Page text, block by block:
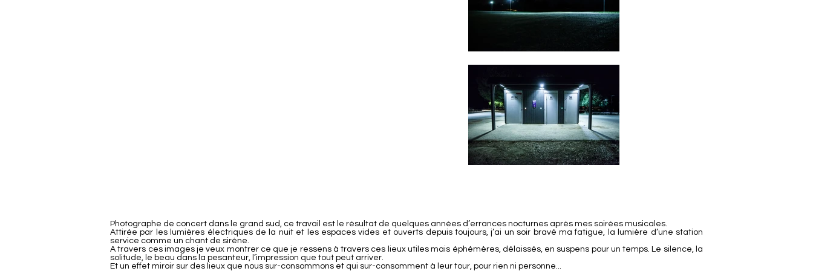
Photographe de concert dans le grand sud, ce travail est le résultat de quelques années d’errances nocturnes après mes soirées musicales.
Attirée par les lumières électriques de la nuit et les espaces vides et ouverts depuis toujours, j’ai un soir bravé ma fatigue, la lumière d’une station
service comme un chant de sirène.
A travers ces images je veux montrer ce que je ressens à travers ces lieux utiles mais éphémères, délaissés, en suspens pour un temps. Le silence, la
solitude, le beau dans la pesanteur, l’impression que tout peut arriver.
Et un effet miroir sur des lieux que nous sur-consommons et qui sur-consomment à leur tour, pour rien ni personne...